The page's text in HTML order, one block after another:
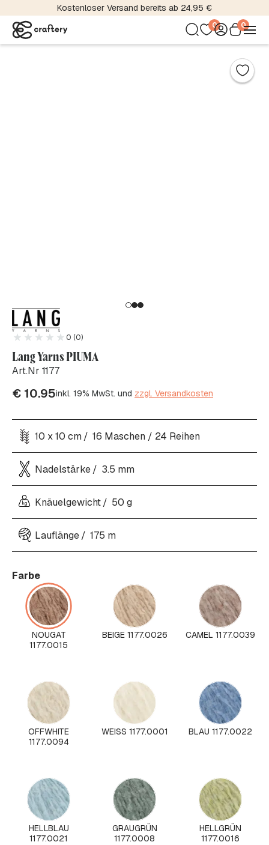
Kostenloser Versand bereits ab 24,95 €
0 0
0 (0)
Lang Yarns PIUMA
Art.Nr 1177
€ 10.95inkl. 19% MwSt. und zzgl. Versandkosten
10 x 10 cm 16 Maschen / 24 Reihen
Nadelstärke 3.5 mm
Knäuelgewicht 50 g
Lauflänge 175 m
Farbe
NOUGAT
1177.0015
BEIGE 1177.0026 CAMEL 1177.0039
OFFWHITE
1177.0094
WEISS 1177.0001 BLAU 1177.0022
HELLBLAU
1177.0021
GRAUGRÜN
1177.0008
HELLGRÜN
1177.0016